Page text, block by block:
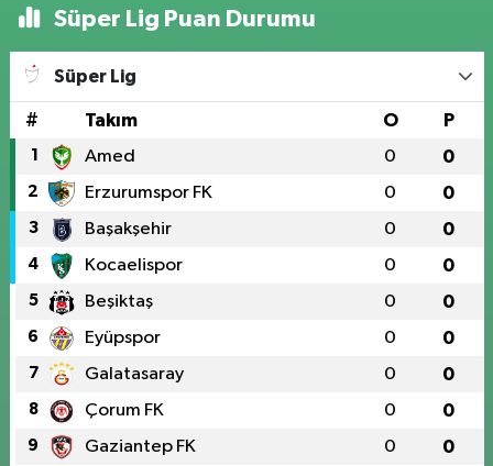
Süper Lig Puan Durumu
Süper Lig
# Takım O P
1 Amed 0 0
2 Erzurumspor FK 0 0
3 Başakşehir 0 0
4 Kocaelispor 0 0
5 Beşiktaş 0 0
6 Eyüpspor 0 0
7 Galatasaray 0 0
8 Çorum FK 0 0
9 Gaziantep FK 0 0